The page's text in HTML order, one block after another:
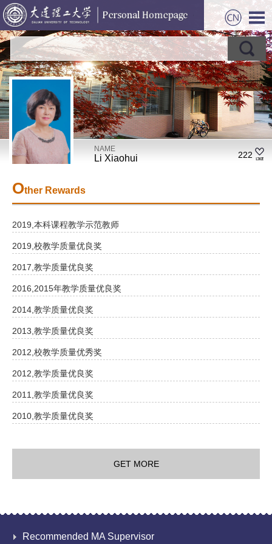
NAME
Li Xiaohui 222
Other Rewards
2019,本科课程教学示范教师
2019,校教学质量优良奖
2017,教学质量优良奖
2016,2015年教学质量优良奖
2014,教学质量优良奖
2013,教学质量优良奖
2012,校教学质量优秀奖
2012,教学质量优良奖
2011,教学质量优良奖
2010,教学质量优良奖
GET MORE
Recommended MA Supervisor